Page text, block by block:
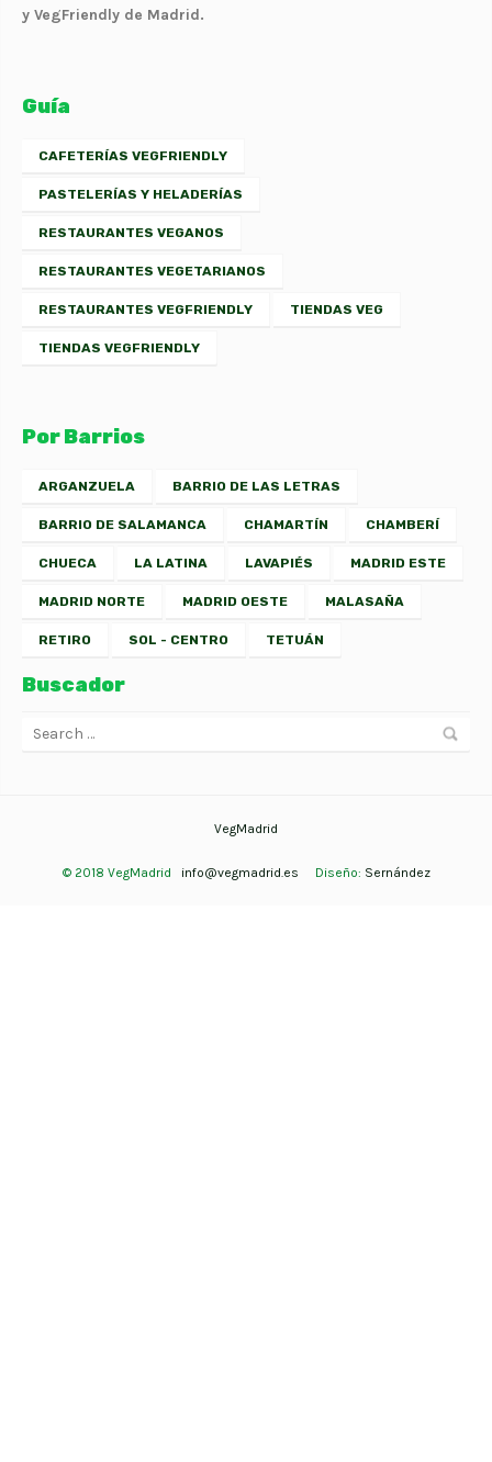
y VegFriendly de Madrid.
Guía
CAFETERÍAS VEGFRIENDLY
PASTELERÍAS Y HELADERÍAS
RESTAURANTES VEGANOS
RESTAURANTES VEGETARIANOS
RESTAURANTES VEGFRIENDLY TIENDAS VEG
TIENDAS VEGFRIENDLY
Por Barrios
ARGANZUELA BARRIO DE LAS LETRAS
BARRIO DE SALAMANCA CHAMARTÍN CHAMBERÍ
CHUECA LA LATINA LAVAPIÉS MADRID ESTE
MADRID NORTE MADRID OESTE MALASAÑA
RETIRO SOL - CENTRO TETUÁN
Buscador
VegMadrid
© 2018 VegMadrid info@vegmadrid.es Diseño: Sernández